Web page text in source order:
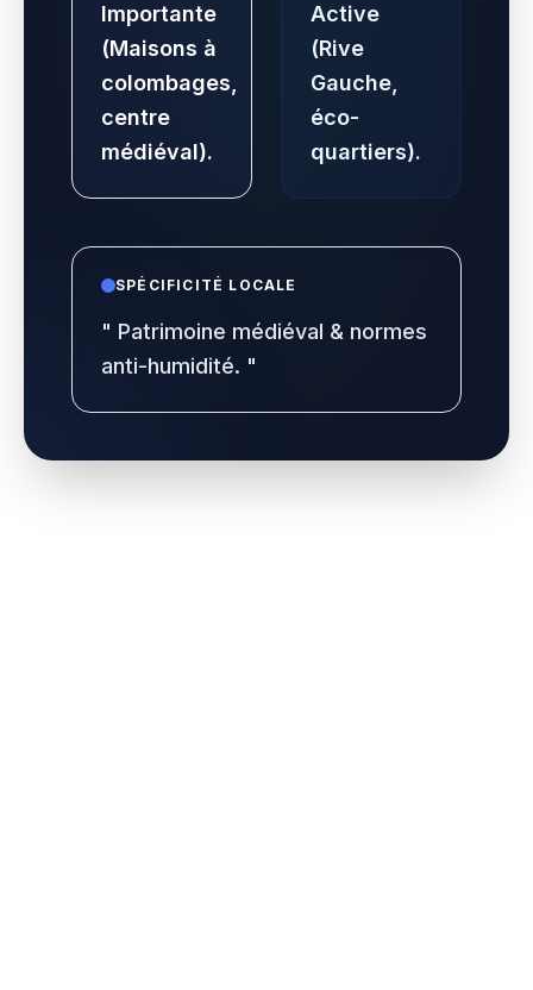
Importante
(Maisons à
colombages,
centre
médiéval).
Active
(Rive
Gauche,
éco-
quartiers).
SPÉCIFICITÉ LOCALE
" Patrimoine médiéval & normes
anti-humidité. "